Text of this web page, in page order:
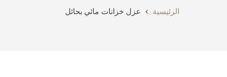
الرئيسية عزل خزانات مائي بحائل